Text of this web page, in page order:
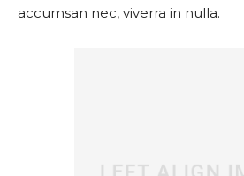
accumsan nec, viverra in nulla.